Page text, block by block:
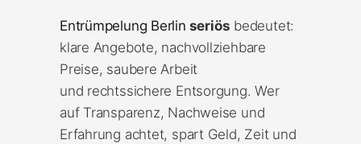
Entrümpelung Berlin seriös bedeutet:
klare Angebote, nachvollziehbare
Preise, saubere Arbeit
und rechtssichere Entsorgung. Wer
auf Transparenz, Nachweise und
Erfahrung achtet, spart Geld, Zeit und